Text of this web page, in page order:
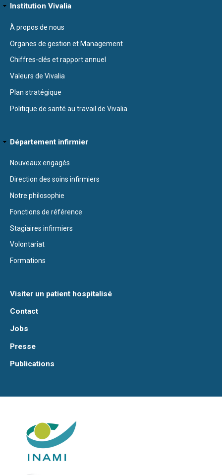
Institution Vivalia
À propos de nous
Organes de gestion et Management
Chiffres-clés et rapport annuel
Valeurs de Vivalia
Plan stratégique
Politique de santé au travail de Vivalia
Département infirmier
Nouveaux engagés
Direction des soins infirmiers
Notre philosophie
Fonctions de référence
Stagiaires infirmiers
Volontariat
Formations
Visiter un patient hospitalisé
Contact
Jobs
Presse
Publications